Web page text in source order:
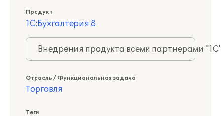
Продукт
1С:Бухгалтерия 8
Внедрения продукта всеми партнерами
Отрасль / Функциональная задача
Торговля
Теги